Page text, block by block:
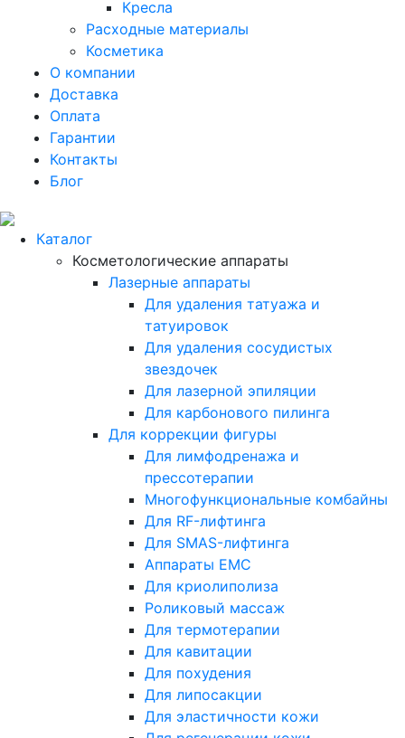
Кресла
Расходные материалы
Косметика
О компании
Доставка
Оплата
Гарантии
Контакты
Блог
Каталог
Косметологические аппараты
Лазерные аппараты
Для удаления татуажа и
татуировок
Для удаления сосудистых
звездочек
Для лазерной эпиляции
Для карбонового пилинга
Для коррекции фигуры
Для лимфодренажа и
прессотерапии
Многофункциональные комбайны
Для RF-лифтинга
Для SMAS-лифтинга
Аппараты EMC
Для криолиполиза
Роликовый массаж
Для термотерапии
Для кавитации
Для похудения
Для липосакции
Для эластичности кожи